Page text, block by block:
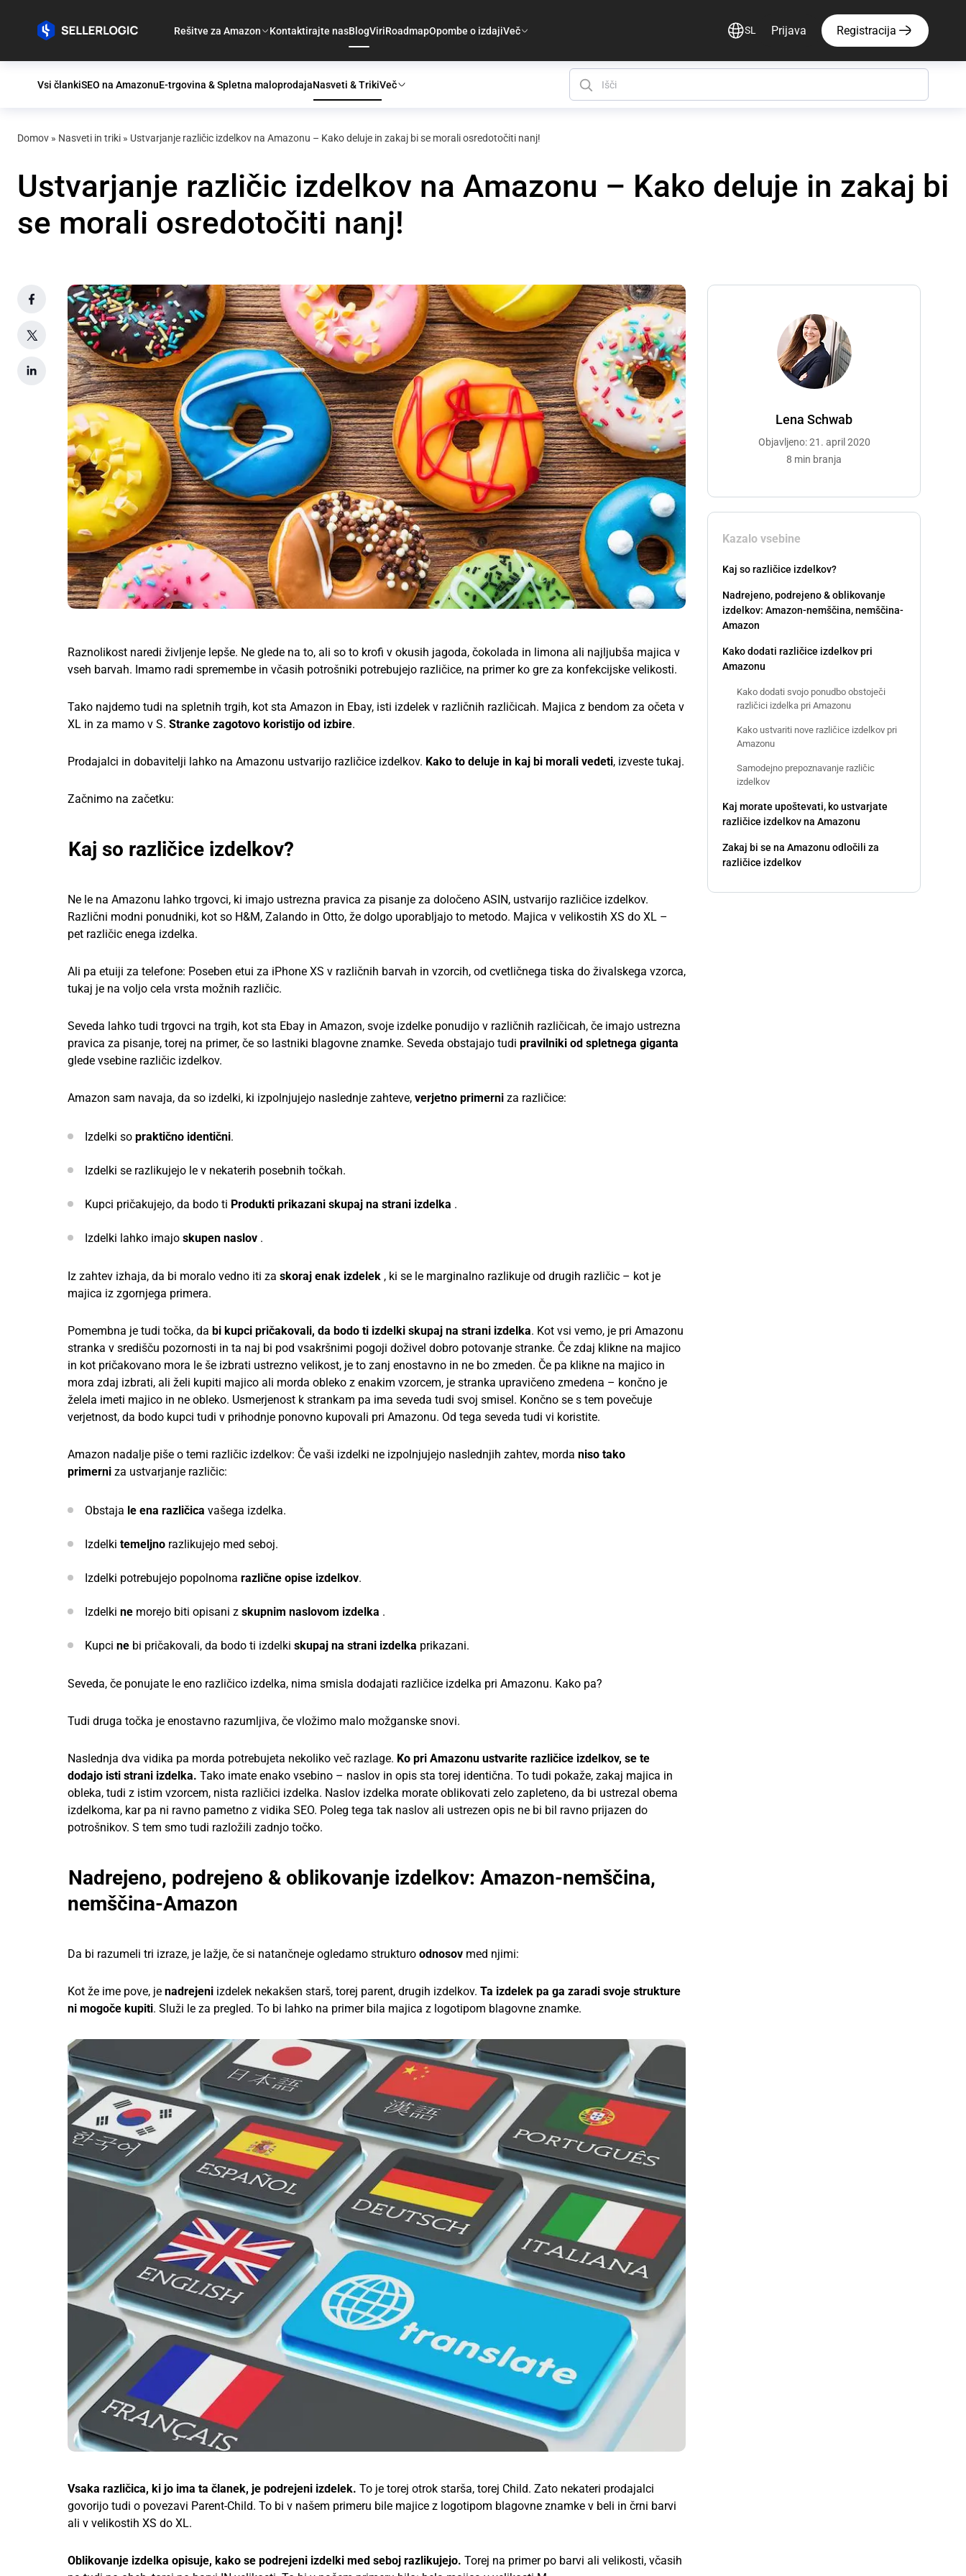
Rešitve za Amazon Kontaktirajte nasBlogViriRoadmapOpombe o izdajiVeč SL Prijava Registracija
Vsi člankiSEO na AmazonuE-trgovina & Spletna maloprodajaNasveti & TrikiVeč
Domov » Nasveti in triki » Ustvarjanje različic izdelkov na Amazonu – Kako deluje in zakaj bi se morali osredotočiti nanj!
Ustvarjanje različic izdelkov na Amazonu – Kako deluje in zakaj bi
se morali osredotočiti nanj!
Lena Schwab
Objavljeno: 21. april 2020
8 min branja
Kazalo vsebine
Kaj so različice izdelkov?
Nadrejeno, podrejeno & oblikovanje
izdelkov: Amazon-nemščina, nemščina-
Amazon
Kako dodati različice izdelkov pri
Amazonu
Kako dodati svojo ponudbo obstoječi
različici izdelka pri Amazonu
Kako ustvariti nove različice izdelkov pri
Amazonu
Samodejno prepoznavanje različic
izdelkov
Kaj morate upoštevati, ko ustvarjate
različice izdelkov na Amazonu
Zakaj bi se na Amazonu odločili za
različice izdelkov
Raznolikost naredi življenje lepše. Ne glede na to, ali so to krofi v okusih jagoda, čokolada in limona ali najljubša majica v
vseh barvah. Imamo radi spremembe in včasih potrošniki potrebujejo različice, na primer ko gre za konfekcijske velikosti.
Tako najdemo tudi na spletnih trgih, kot sta Amazon in Ebay, isti izdelek v različnih različicah. Majica z bendom za očeta v
XL in za mamo v S. Stranke zagotovo koristijo od izbire.
Prodajalci in dobavitelji lahko na Amazonu ustvarijo različice izdelkov. Kako to deluje in kaj bi morali vedeti, izveste tukaj.
Začnimo na začetku:
Kaj so različice izdelkov?
Ne le na Amazonu lahko trgovci, ki imajo ustrezna pravica za pisanje za določeno ASIN, ustvarijo različice izdelkov.
Različni modni ponudniki, kot so H&M, Zalando in Otto, že dolgo uporabljajo to metodo. Majica v velikostih XS do XL –
pet različic enega izdelka.
Ali pa etuiji za telefone: Poseben etui za iPhone XS v različnih barvah in vzorcih, od cvetličnega tiska do živalskega vzorca,
tukaj je na voljo cela vrsta možnih različic.
Seveda lahko tudi trgovci na trgih, kot sta Ebay in Amazon, svoje izdelke ponudijo v različnih različicah, če imajo ustrezna
pravica za pisanje, torej na primer, če so lastniki blagovne znamke. Seveda obstajajo tudi pravilniki od spletnega giganta
glede vsebine različic izdelkov.
Amazon sam navaja, da so izdelki, ki izpolnjujejo naslednje zahteve, verjetno primerni za različice:
Izdelki so praktično identični.
Izdelki se razlikujejo le v nekaterih posebnih točkah.
Kupci pričakujejo, da bodo ti Produkti prikazani skupaj na strani izdelka .
Izdelki lahko imajo skupen naslov .
Iz zahtev izhaja, da bi moralo vedno iti za skoraj enak izdelek , ki se le marginalno razlikuje od drugih različic – kot je
majica iz zgornjega primera.
Pomembna je tudi točka, da bi kupci pričakovali, da bodo ti izdelki skupaj na strani izdelka. Kot vsi vemo, je pri Amazonu
stranka v središču pozornosti in ta naj bi pod vsakršnimi pogoji doživel dobro potovanje stranke. Če zdaj klikne na majico
in kot pričakovano mora le še izbrati ustrezno velikost, je to zanj enostavno in ne bo zmeden. Če pa klikne na majico in
mora zdaj izbrati, ali želi kupiti majico ali morda obleko z enakim vzorcem, je stranka upravičeno zmedena – končno je
želela imeti majico in ne obleko. Usmerjenost k strankam pa ima seveda tudi svoj smisel. Končno se s tem povečuje
verjetnost, da bodo kupci tudi v prihodnje ponovno kupovali pri Amazonu. Od tega seveda tudi vi koristite.
Amazon nadalje piše o temi različic izdelkov: Če vaši izdelki ne izpolnjujejo naslednjih zahtev, morda niso tako
primerni za ustvarjanje različic:
Obstaja le ena različica vašega izdelka.
Izdelki temeljno razlikujejo med seboj.
Izdelki potrebujejo popolnoma različne opise izdelkov.
Izdelki ne morejo biti opisani z skupnim naslovom izdelka .
Kupci ne bi pričakovali, da bodo ti izdelki skupaj na strani izdelka prikazani.
Seveda, če ponujate le eno različico izdelka, nima smisla dodajati različice izdelka pri Amazonu. Kako pa?
Tudi druga točka je enostavno razumljiva, če vložimo malo možganske snovi.
Naslednja dva vidika pa morda potrebujeta nekoliko več razlage. Ko pri Amazonu ustvarite različice izdelkov, se te
dodajo isti strani izdelka. Tako imate enako vsebino – naslov in opis sta torej identična. To tudi pokaže, zakaj majica in
obleka, tudi z istim vzorcem, nista različici izdelka. Naslov izdelka morate oblikovati zelo zapleteno, da bi ustrezal obema
izdelkoma, kar pa ni ravno pametno z vidika SEO. Poleg tega tak naslov ali ustrezen opis ne bi bil ravno prijazen do
potrošnikov. S tem smo tudi razložili zadnjo točko.
Nadrejeno, podrejeno & oblikovanje izdelkov: Amazon-nemščina,
nemščina-Amazon
Da bi razumeli tri izraze, je lažje, če si natančneje ogledamo strukturo odnosov med njimi:
Kot že ime pove, je nadrejeni izdelek nekakšen starš, torej parent, drugih izdelkov. Ta izdelek pa ga zaradi svoje strukture
ni mogoče kupiti. Služi le za pregled. To bi lahko na primer bila majica z logotipom blagovne znamke.
Vsaka različica, ki jo ima ta članek, je podrejeni izdelek. To je torej otrok starša, torej Child. Zato nekateri prodajalci
govorijo tudi o povezavi Parent-Child. To bi v našem primeru bile majice z logotipom blagovne znamke v beli in črni barvi
ali v velikostih XS do XL.
Oblikovanje izdelka opisuje, kako se podrejeni izdelki med seboj razlikujejo. Torej na primer po barvi ali velikosti, včasih